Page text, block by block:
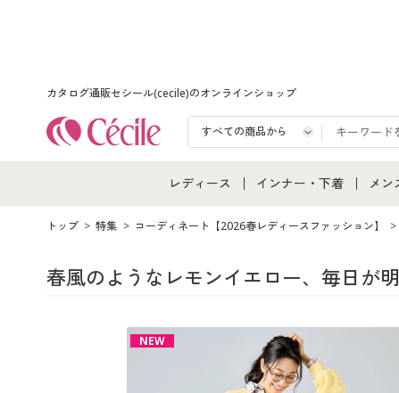
カタログ通販セシール(cecile)のオンラインショップ
レディース
レディース通販すべて
レディースファッション
インナー・下着
インナー・下着通販すべ
ジュニア・ティーンズ下着
メン
メン
メン
トップ 特集 コーディネート【2026春レディースファッション】
春風のようなレモンイエロー、毎日が
NEW